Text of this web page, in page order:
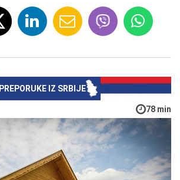
PREPORUKE IZ SRBIJE
78 min